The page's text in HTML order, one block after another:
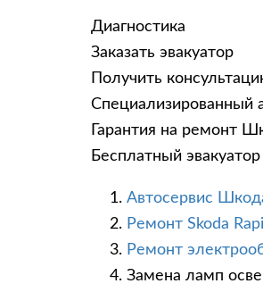
Диагностика
Заказать эвакуатор
Получить
Специализированный
Гарантия на ремонт
Бесплатный
Автосервис
Ремонт Skoda
Ремонт
Замена ламп